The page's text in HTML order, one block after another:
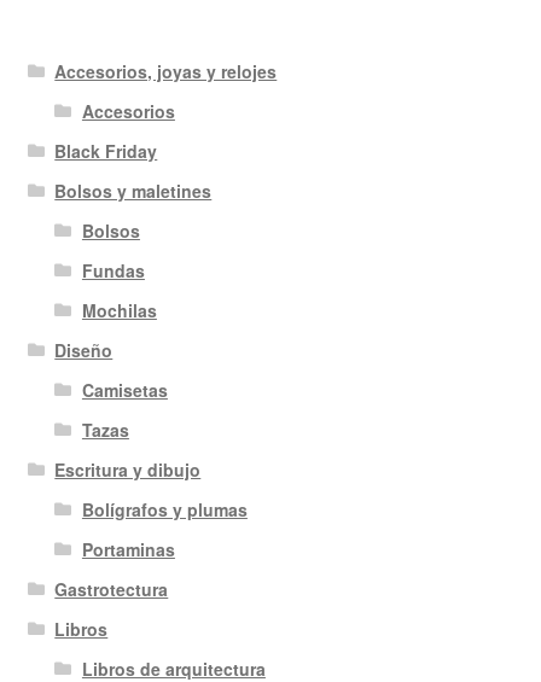
Accesorios, joyas y relojes
Accesorios
Black Friday
Bolsos y maletines
Bolsos
Fundas
Mochilas
Diseño
Camisetas
Tazas
Escritura y dibujo
Bolígrafos y plumas
Portaminas
Gastrotectura
Libros
Libros de arquitectura